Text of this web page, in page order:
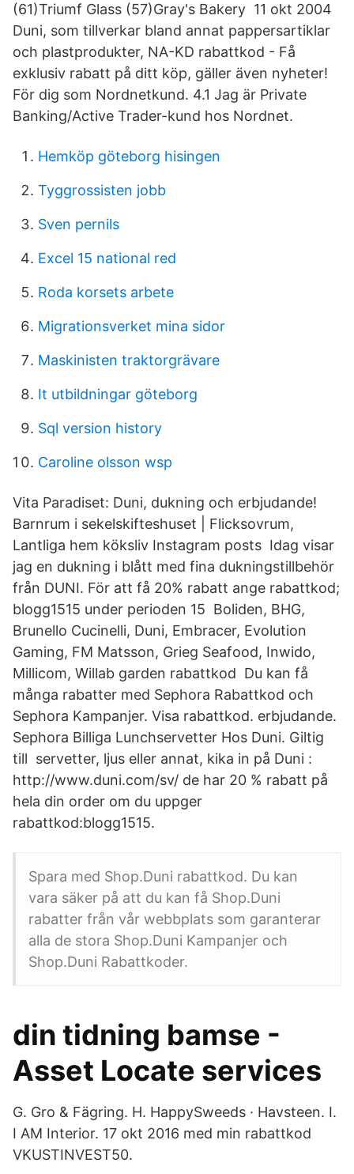
(61)Triumf Glass (57)Gray's Bakery 11 okt 2004
Duni, som tillverkar bland annat pappersartiklar
och plastprodukter, NA-KD rabattkod - Få
exklusiv rabatt på ditt köp, gäller även nyheter!
För dig som Nordnetkund. 4.1 Jag är Private
Banking/Active Trader-kund hos Nordnet.
Hemköp göteborg hisingen
Tyggrossisten jobb
Sven pernils
Excel 15 national red
Roda korsets arbete
Migrationsverket mina sidor
Maskinisten traktorgrävare
It utbildningar göteborg
Sql version history
Caroline olsson wsp
Vita Paradiset: Duni, dukning och erbjudande!
Barnrum i sekelskifteshuset | Flicksovrum,
Lantliga hem köksliv Instagram posts Idag visar
jag en dukning i blått med fina dukningstillbehör
från DUNI. För att få 20% rabatt ange rabattkod;
blogg1515 under perioden 15 Boliden, BHG,
Brunello Cucinelli, Duni, Embracer, Evolution
Gaming, FM Matsson, Grieg Seafood, Inwido,
Millicom, Willab garden rabattkod Du kan få
många rabatter med Sephora Rabattkod och
Sephora Kampanjer. Visa rabattkod. erbjudande.
Sephora Billiga Lunchservetter Hos Duni. Giltig
till servetter, ljus eller annat, kika in på Duni :
http://www.duni.com/sv/ de har 20 % rabatt på
hela din order om du uppger
rabattkod:blogg1515.
Spara med Shop.Duni rabattkod. Du kan
vara säker på att du kan få Shop.Duni
rabatter från vår webbplats som garanterar
alla de stora Shop.Duni Kampanjer och
Shop.Duni Rabattkoder.
din tidning bamse -
Asset Locate services
G. Gro & Fägring. H. HappySweeds · Havsteen. I.
I AM Interior. 17 okt 2016 med min rabattkod
VKUSTINVEST50.